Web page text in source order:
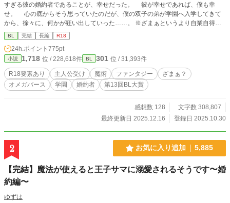
すぎる彼の婚約者であることが、幸せだった。 彼が幸せであれば、僕も幸
せ。 心の底からそう思っていたのだが、僕の双子の弟が学園へ入学してきて
から、徐々に、何かが狂い出していった……。 ※ざまぁというより自業自得？
※主人公は美人受け ※オメガバースの設定をお借りしています。初めてのお方
でも大丈夫と思われます。ふんわりオメガバ。多分…… ※女性向けHOTランキ
ング5位、ありがとうございます！:+.ﾟ(*´□`*)ﾟ.+: ※また、第13回BL大賞の応援
もありがとうございました。9位&奨励賞頂きました！(●′ω`人′ω`●)
BL 完結 長編 R18
24h.ポイント 775pt
小説 1,718 位 / 228,618件 BL 301 位 / 31,393件
R18要素あり 主人公受け 魔術 ファンタジー
ざまぁ？
オメガバース
学園 婚約者 第13回BL大賞
感想数 128
文字数 308,807
最終更新日 2025.12.16
登録日 2025.10.30
2 お気に入り追加 5,885
【完結】魔法が使えると王子サマに溺愛されるそうです〜婚
約編〜
ゆずは